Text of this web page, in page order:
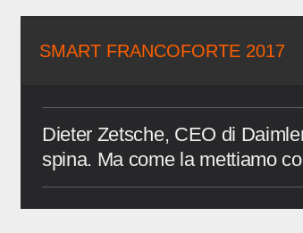
SMART FRANCOFORTE 2017
Dieter Zetsche, CEO di
spina. Ma come la mettiamo